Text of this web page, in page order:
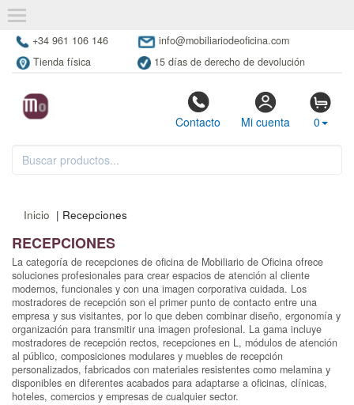
+34 961 106 146
info@mobiliariodeoficina.com
Tienda física
15 días de derecho de devolución
Contacto Mi cuenta 0
Inicio | Recepciones
RECEPCIONES
La categoría de recepciones de oficina de Mobiliario de Oficina ofrece
soluciones profesionales para crear espacios de atención al cliente
modernos, funcionales y con una imagen corporativa cuidada. Los
mostradores de recepción son el primer punto de contacto entre una
empresa y sus visitantes, por lo que deben combinar diseño, ergonomía y
organización para transmitir una imagen profesional. La gama incluye
mostradores de recepción rectos, recepciones en L, módulos de atención
al público, composiciones modulares y muebles de recepción
personalizados, fabricados con materiales resistentes como melamina y
disponibles en diferentes acabados para adaptarse a oficinas, clínicas,
hoteles, comercios y empresas de cualquier sector.